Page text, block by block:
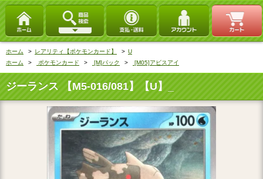
ホーム > レアリティ【ポケモンカード】 > U
ホーム
> ポケモンカード > [M]パック > [M05]アビスアイ
ジーランス 【M5-016/081】【U】_